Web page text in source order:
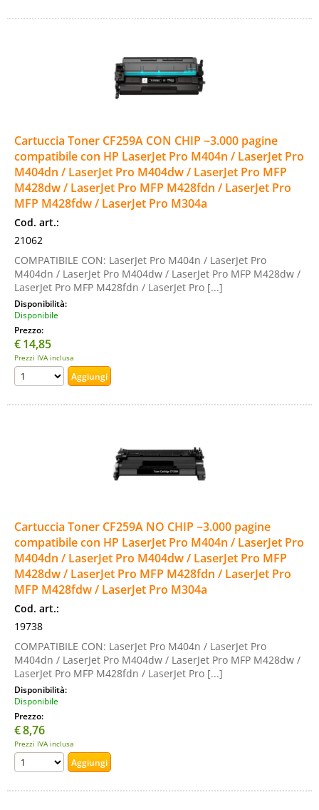
Cartuccia Toner CF259A CON CHIP ~3.000 pagine
compatibile con HP LaserJet Pro M404n / LaserJet Pro
M404dn / LaserJet Pro M404dw / LaserJet Pro MFP
M428dw / LaserJet Pro MFP M428fdn / LaserJet Pro
MFP M428fdw / LaserJet Pro M304a
Cod. art.:
21062
COMPATIBILE CON: LaserJet Pro M404n / LaserJet Pro
M404dn / LaserJet Pro M404dw / LaserJet Pro MFP M428dw /
LaserJet Pro MFP M428fdn / LaserJet Pro [...]
Disponibilità:
Disponibile
Prezzo:
€14,85
Prezzi IVA inclusa
Cartuccia Toner CF259A NO CHIP ~3.000 pagine
compatibile con HP LaserJet Pro M404n / LaserJet Pro
M404dn / LaserJet Pro M404dw / LaserJet Pro MFP
M428dw / LaserJet Pro MFP M428fdn / LaserJet Pro
MFP M428fdw / LaserJet Pro M304a
Cod. art.:
19738
COMPATIBILE CON: LaserJet Pro M404n / LaserJet Pro
M404dn / LaserJet Pro M404dw / LaserJet Pro MFP M428dw /
LaserJet Pro MFP M428fdn / LaserJet Pro [...]
Disponibilità:
Disponibile
Prezzo:
€8,76
Prezzi IVA inclusa